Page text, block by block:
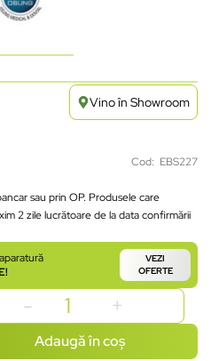
Vino în Showroom
Cod: EBS227
sau prin OP. Produsele care
2 zile lucrătoare de la data confirmării
VEZI
OFERTE
Adaugă în coș